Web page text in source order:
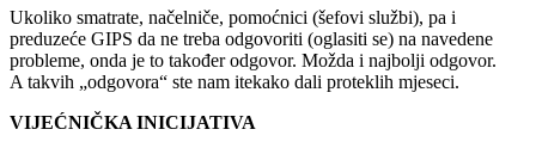
Ukoliko smatrate, načelniče, pomoćnici (šefovi službi), pa i
preduzeće GIPS da ne treba odgovoriti (oglasiti se) na navedene
probleme, onda je to također odgovor. Možda i najbolji odgovor.
A takvih „odgovora“ ste nam itekako dali proteklih mjeseci.
VIJEĆNIČKA INICIJATIVA